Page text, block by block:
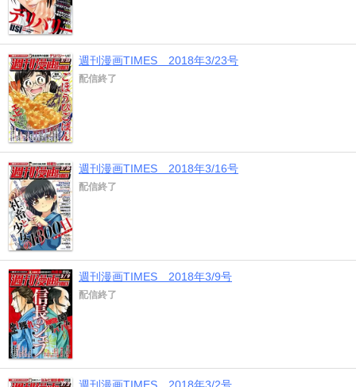
週刊漫画TIMES 2018年3/23号
配信終了
週刊漫画TIMES 2018年3/16号
配信終了
週刊漫画TIMES 2018年3/9号
配信終了
週刊漫画TIMES 2018年3/2号